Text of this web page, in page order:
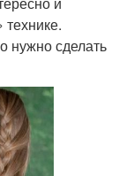
нужно сделать